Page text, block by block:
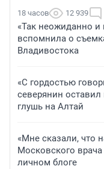
18 часов 12 939
«Так неожиданно и
вспомнила о
Владивостока
«С гордостью
северянин
глушь на Алтай
«Мне сказали, что
Московского
личном блоге